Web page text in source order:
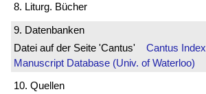
8. Liturg. Bücher
9. Datenbanken
Datei auf der Seite 'Cantus' Cantus Index
Manuscript Database (Univ. of Waterloo)
10. Quellen